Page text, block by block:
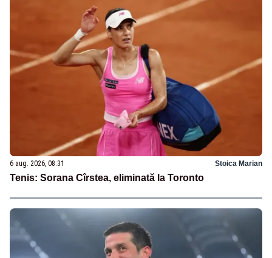
6 aug. 2026, 08:31 Stoica Marian
Tenis: Sorana Cîrstea, eliminată la Toronto